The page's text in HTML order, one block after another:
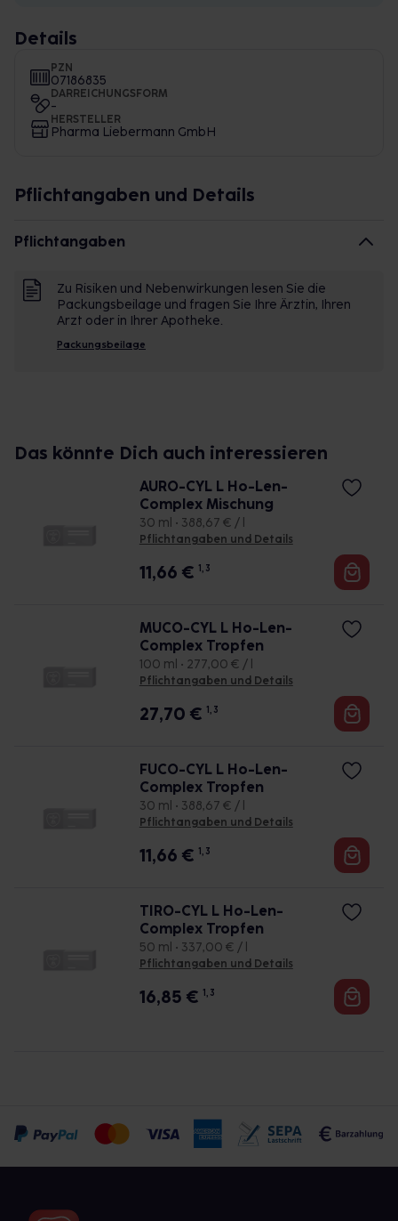
Details
PZN
07186835
DARREICHUNGSFORM
-
HERSTELLER
Pharma Liebermann GmbH
Pflichtangaben und Details
Pflichtangaben
Zu Risiken und Nebenwirkungen lesen Sie die
Packungsbeilage und fragen Sie Ihre Ärztin, Ihren
Arzt oder in Ihrer Apotheke.
Packungsbeilage
Das könnte Dich auch interessieren
AURO-CYL L Ho-Len-
Complex Mischung
30 ml • 388,67 € / l
Pflichtangaben und Details
11,66 € 1, 3
MUCO-CYL L Ho-Len-
Complex Tropfen
100 ml • 277,00 € / l
Pflichtangaben und Details
27,70 € 1, 3
FUCO-CYL L Ho-Len-
Complex Tropfen
30 ml • 388,67 € / l
Pflichtangaben und Details
11,66 € 1, 3
TIRO-CYL L Ho-Len-
Complex Tropfen
50 ml • 337,00 € / l
Pflichtangaben und Details
16,85 € 1, 3